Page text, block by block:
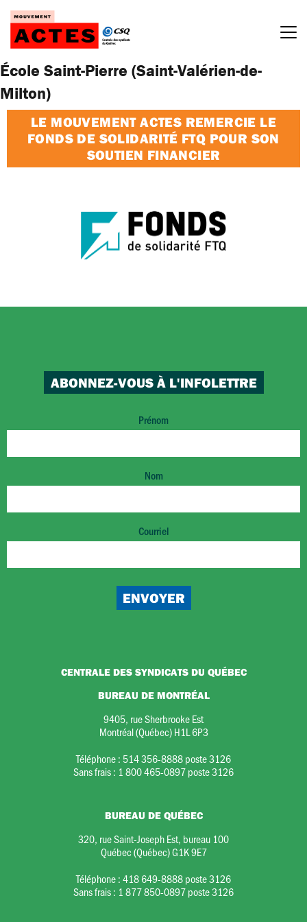
Passer
contenu
École Saint-Pierre (Saint-Valérien-de-
Milton)
LE MOUVEMENT ACTES REMERCIE LE
FONDS DE SOLIDARITÉ FTQ POUR SON
SOUTIEN FINANCIER
ABONNEZ-VOUS À L'INFOLETTRE
Prénom
Nom
Courriel
CENTRALE DES SYNDICATS DU QUÉBEC
BUREAU DE MONTRÉAL
9405, rue Sherbrooke Est
Montréal (Québec) H1L 6P3
Téléphone : 514 356-8888 poste 3126
Sans frais : 1 800 465-0897 poste 3126
BUREAU DE QUÉBEC
320, rue Saint-Joseph Est, bureau 100
Québec (Québec) G1K 9E7
Téléphone :418 649-8888 poste 3126
Sans frais : 1 877 850-0897 poste 3126